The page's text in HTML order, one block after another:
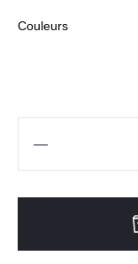
Couleurs
GAMME